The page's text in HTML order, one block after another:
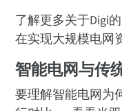
了解更多关于Digi
在实现大规模电网
智能电网与传
要理解智能电网为